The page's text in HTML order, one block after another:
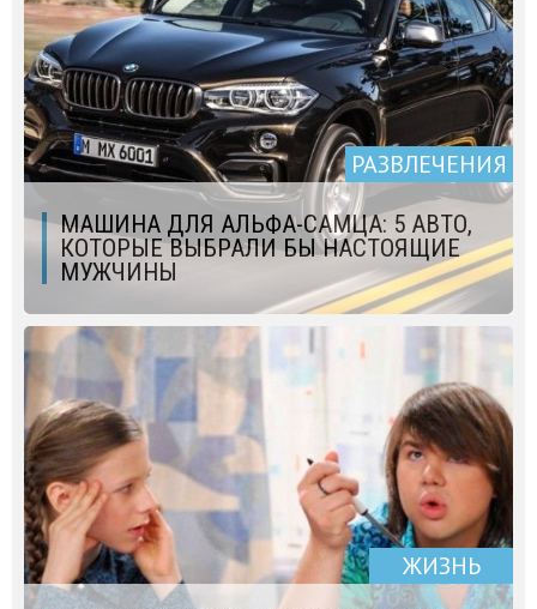
РАЗВЛЕЧЕНИЯ
МАШИНА ДЛЯ АЛЬФА-САМЦА: 5 АВТО,
КОТОРЫЕ ВЫБРАЛИ БЫ НАСТОЯЩИЕ
МУЖЧИНЫ
ЖИЗНЬ